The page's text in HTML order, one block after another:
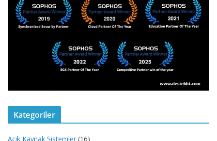
Kategoriler
Açık Kaynak Sistemler (16)